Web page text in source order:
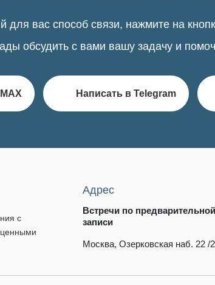
для вас способ связи, нажмите на
обсудить с вами вашу задачу и
Написать в Telegram
с
Адрес
Встречи по предварительной
записи
Москва, Озерковская наб. 22 /